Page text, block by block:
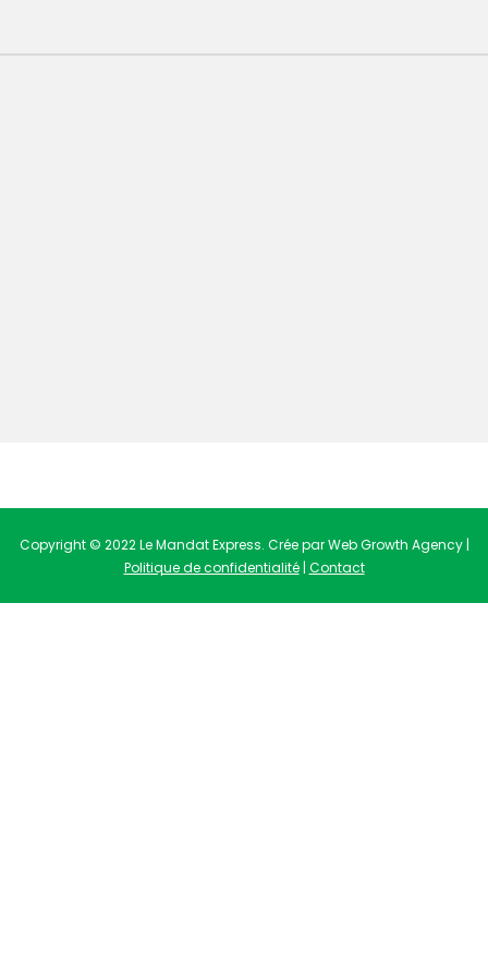
Copyright © 2022 Le Mandat Express. Crée par Web Growth Agency |
Politique de confidentialité| Contact